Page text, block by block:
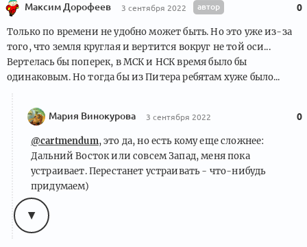
Максим Дорофеев 3 сентября 2022 автор 0
Только по времени не удобно может быть. Но это уже из-за
того, что земля круглая и вертится вокруг не той оси...
Вертелась бы поперек, в МСК и НСК время было бы
одинаковым. Но тогда бы из Питера ребятам хуже было...
Мария Винокурова 3 сентября 2022 0
@cartmendum, это да, но есть кому еще сложнее:
Дальний Восток или совсем Запад, меня пока
устраивает. Перестанет устраивать - что-нибудь
придумаем)